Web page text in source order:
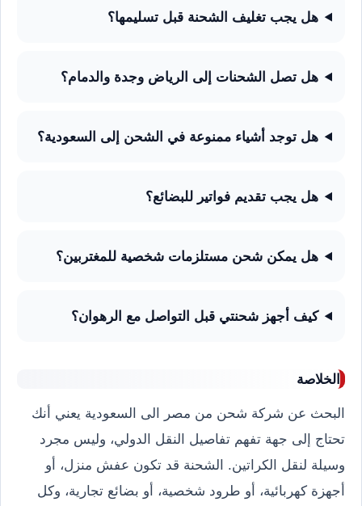
هل يجب تغليف الشحنة قبل تسليمها؟
هل تصل الشحنات إلى الرياض وجدة والدمام؟
هل توجد أشياء ممنوعة في الشحن إلى السعودية؟
هل يجب تقديم فواتير للبضائع؟
هل يمكن شحن مستلزمات شخصية للمغتربين؟
كيف أجهز شحنتي قبل التواصل مع الرهوان؟
الخلاصة
البحث عن شركة شحن من مصر الى السعودية يعني أنك
تحتاج إلى جهة تفهم تفاصيل النقل الدولي، وليس مجرد
وسيلة لنقل الكراتين. الشحنة قد تكون عفش منزل، أو
أجهزة كهربائية، أو طرود شخصية، أو بضائع تجارية، وكل